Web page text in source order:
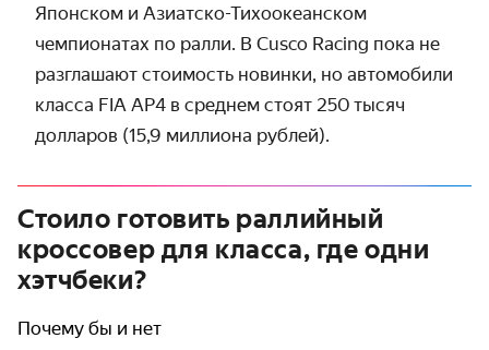
Японском и Азиатско-Тихоокеанском
чемпионатах по ралли. В Cusco Racing пока не
разглашают стоимость новинки, но автомобили
класса FIA AP4 в среднем стоят 250 тысяч
долларов (15,9 миллиона рублей).
Стоило готовить раллийный
кроссовер для класса, где одни
хэтчбеки?
Почему бы и нет